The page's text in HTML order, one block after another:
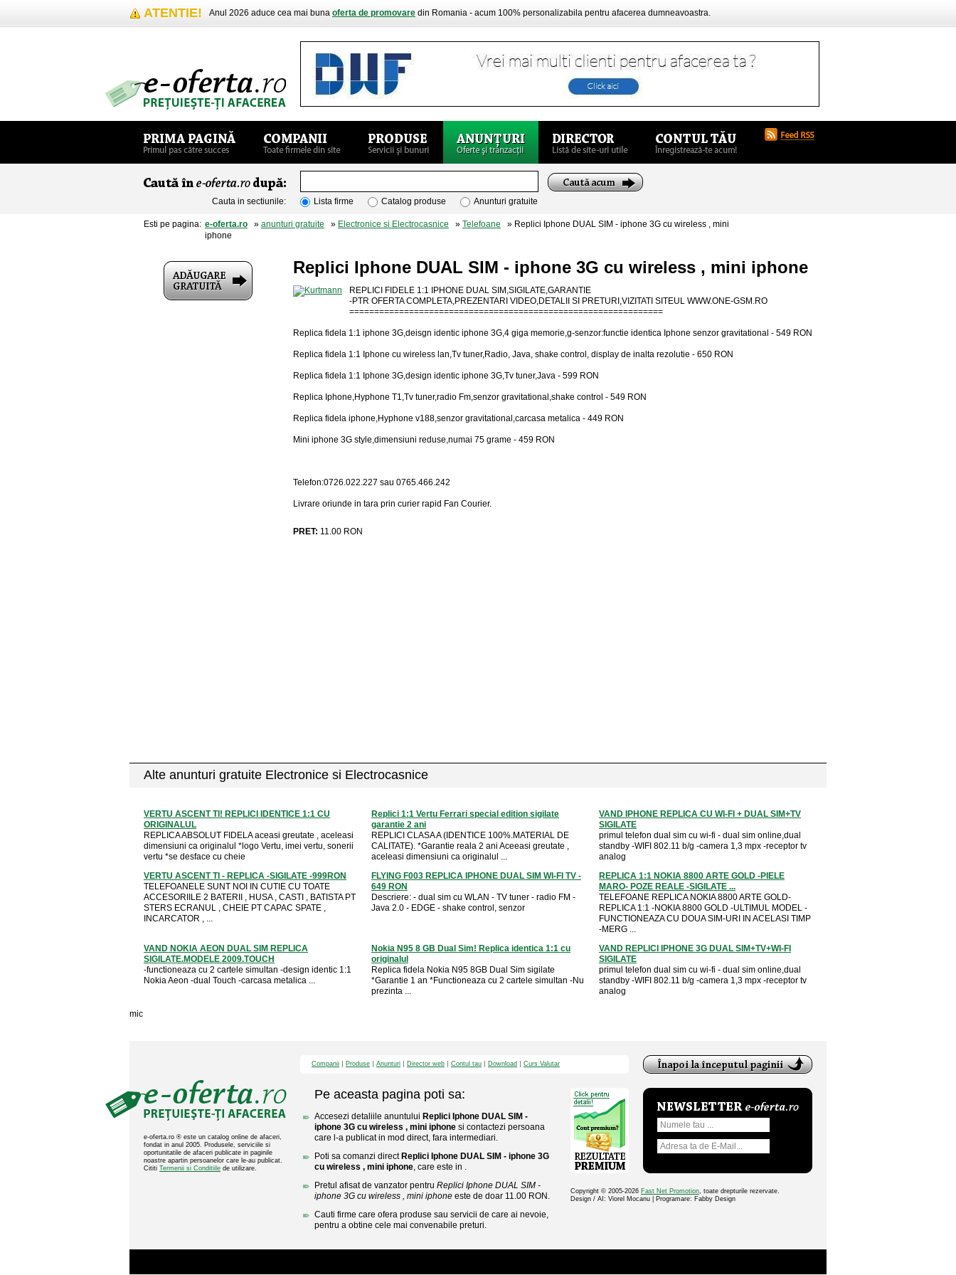
ATENTIE! Anul 2026 aduce cea mai buna oferta de promovare din Romania - acum 100% personalizabila pentru afacerea dumneavoastra.
Cauta in sectiunile: Lista firme Catalog produse Anunturi gratuite
Esti pe pagina: e-oferta.ro » anunturi gratuite » Electronice si Electrocasnice » Telefoane » Replici Iphone DUAL SIM - iphone 3G cu wireless , mini
iphone
Replici Iphone DUAL SIM - iphone 3G cu wireless , mini iphone
REPLICI FIDELE 1:1 IPHONE DUAL SIM,SIGILATE,GARANTIE
-PTR OFERTA COMPLETA,PREZENTARI VIDEO,DETALII SI PRETURI,VIZITATI SITEUL WWW.ONE-GSM.RO
===============================================================
Replica fidela 1:1 iphone 3G,deisgn identic iphone 3G,4 giga memorie,g-senzor:functie identica Iphone senzor gravitational - 549 RON
Replica fidela 1:1 Iphone cu wireless lan,Tv tuner,Radio, Java, shake control, display de inalta rezolutie - 650 RON
Replica fidela 1:1 Iphone 3G,design identic iphone 3G,Tv tuner,Java - 599 RON
Replica Iphone,Hyphone T1,Tv tuner,radio Fm,senzor gravitational,shake control - 549 RON
Replica fidela iphone,Hyphone v188,senzor gravitational,carcasa metalica - 449 RON
Mini iphone 3G style,dimensiuni reduse,numai 75 grame - 459 RON
Telefon:0726.022.227 sau 0765.466.242
Livrare oriunde in tara prin curier rapid Fan Courier.
PRET: 11.00 RON
Alte anunturi gratuite Electronice si Electrocasnice
VERTU ASCENT TI! REPLICI IDENTICE 1:1 CU
ORIGINALUL
REPLICA ABSOLUT FIDELA aceasi greutate , aceleasi
dimensiuni ca originalul *logo Vertu, imei vertu, sonerii
vertu *se desface cu cheie
Replici 1:1 Vertu Ferrari special edition sigilate
garantie 2 ani
REPLICI CLASA A (IDENTICE 100%.MATERIAL DE
CALITATE). *Garantie reala 2 ani Aceeasi greutate ,
aceleasi dimensiuni ca originalul ...
VAND IPHONE REPLICA CU WI-FI + DUAL SIM+TV
SIGILATE
primul telefon dual sim cu wi-fi - dual sim online,dual
standby -WIFI 802.11 b/g -camera 1,3 mpx -receptor tv
analog
VERTU ASCENT TI - REPLICA -SIGILATE -999RON
TELEFOANELE SUNT NOI IN CUTIE CU TOATE
ACCESORIILE 2 BATERII , HUSA , CASTI , BATISTA PT
STERS ECRANUL , CHEIE PT CAPAC SPATE ,
INCARCATOR , ...
FLYING F003 REPLICA IPHONE DUAL SIM WI-FI TV -
649 RON
Descriere: - dual sim cu WLAN - TV tuner - radio FM -
Java 2.0 - EDGE - shake control, senzor
REPLICA 1:1 NOKIA 8800 ARTE GOLD -PIELE
MARO- POZE REALE -SIGILATE ...
TELEFOANE REPLICA NOKIA 8800 ARTE GOLD-
REPLICA 1:1 -NOKIA 8800 GOLD -ULTIMUL MODEL -
FUNCTIONEAZA CU DOUA SIM-URI IN ACELASI TIMP
-MERG ...
VAND NOKIA AEON DUAL SIM REPLICA
SIGILATE.MODELE 2009.TOUCH
-functioneaza cu 2 cartele simultan -design identic 1:1
Nokia Aeon -dual Touch -carcasa metalica ...
Nokia N95 8 GB Dual Sim! Replica identica 1:1 cu
originalul
Replica fidela Nokia N95 8GB Dual Sim sigilate
*Garantie 1 an *Functioneaza cu 2 cartele simultan -Nu
prezinta ...
VAND REPLICI IPHONE 3G DUAL SIM+TV+WI-FI
SIGILATE
primul telefon dual sim cu wi-fi - dual sim online,dual
standby -WIFI 802.11 b/g -camera 1,3 mpx -receptor tv
analog
mic
e-oferta.ro ® este un catalog online de afaceri,
fondat in anul 2005. Produsele, serviciile si
oportunitatile de afaceri publicate in paginile
noastre apartin persoanelor care le-au publicat.
Cititi Termenii si Conditiile de utilizare.
Companii Produse Anunturi Director web Contul tau Download Curs Valutar
Pe aceasta pagina poti sa:
Accesezi detaliile anuntului Replici Iphone DUAL SIM -
iphone 3G cu wireless , mini iphone si contactezi persoana
care l-a publicat in mod direct, fara intermediari.
Poti sa comanzi direct Replici Iphone DUAL SIM - iphone 3G
cu wireless , mini iphone, care este in .
Pretul afisat de vanzator pentru Replici Iphone DUAL SIM -
iphone 3G cu wireless , mini iphone este de doar 11.00 RON.
Cauti firme care ofera produse sau servicii de care ai nevoie,
pentru a obtine cele mai convenabile preturi.
Copyright © 2005-2026 Fast Net Promotion, toate drepturile rezervate.
Design / AI: Viorel Mocanu | Programare: Fabby Design